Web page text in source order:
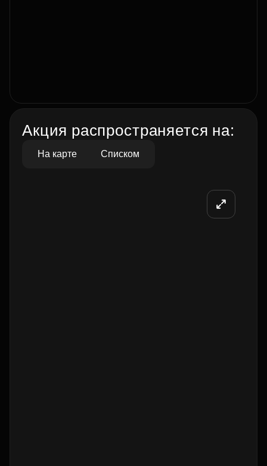
Акция распространяется на:
На карте Списком